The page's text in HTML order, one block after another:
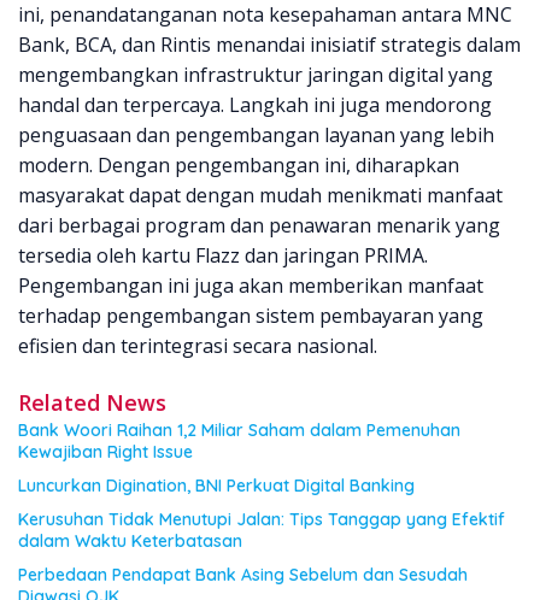
ini, penandatanganan nota kesepahaman antara MNC
Bank, BCA, dan Rintis menandai inisiatif strategis dalam
mengembangkan infrastruktur jaringan digital yang
handal dan terpercaya. Langkah ini juga mendorong
penguasaan dan pengembangan layanan yang lebih
modern. Dengan pengembangan ini, diharapkan
masyarakat dapat dengan mudah menikmati manfaat
dari berbagai program dan penawaran menarik yang
tersedia oleh kartu Flazz dan jaringan PRIMA.
Pengembangan ini juga akan memberikan manfaat
terhadap pengembangan sistem pembayaran yang
efisien dan terintegrasi secara nasional.
Related News
Bank Woori Raihan 1,2 Miliar Saham dalam Pemenuhan
Kewajiban Right Issue
Luncurkan Digination, BNI Perkuat Digital Banking
Kerusuhan Tidak Menutupi Jalan: Tips Tanggap yang Efektif
dalam Waktu Keterbatasan
Perbedaan Pendapat Bank Asing Sebelum dan Sesudah